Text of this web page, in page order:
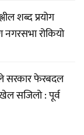
शब्द प्रयोग
नगरसभा रोकियो
सरकार फेरबदल
सजिलो : पूर्व